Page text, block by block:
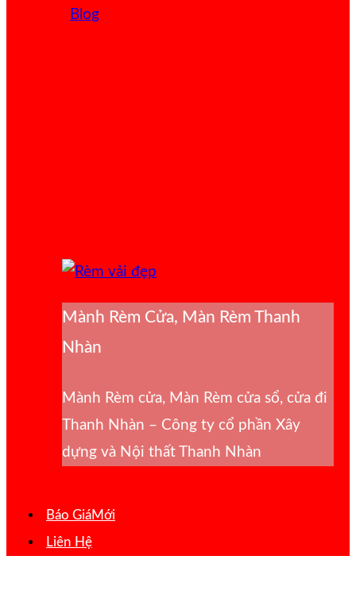
Blog
Mành Rèm Cửa, Màn Rèm Thanh
Nhàn
Mành Rèm cửa, Màn Rèm cửa sổ, cửa đi
Thanh Nhàn – Công ty cổ phần Xây
dựng và Nội thất Thanh Nhàn
Báo Giá
Liên Hệ